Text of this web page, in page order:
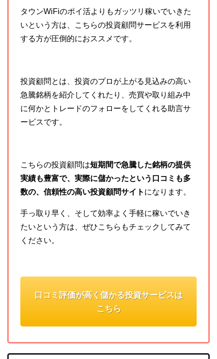
タウンWiFiのポイ活よりもガッツリ稼いでいきた
いという方は、こちらの投資顧問サービスを利用
する方が圧倒的におススメです。
投資顧問とは、投資のプロが上がる見込みの高い
急騰銘柄を紹介してくれたり、売買や取り組み中
に何かとトレードのフォローをしてくれる助言サ
ービスです。
こちらの投資顧問は短期間で急騰した銘柄の提供
実績も豊富で、実際に儲かったという口コミも多
数の、信頼性の高い投資顧問サイト になります。
手っ取り早く、そして効率よく手軽に稼いでいき
たいという方は、ぜひこちらもチェックしてみて
ください。
口コミ評価が高く儲かる投資サービスは
こちら